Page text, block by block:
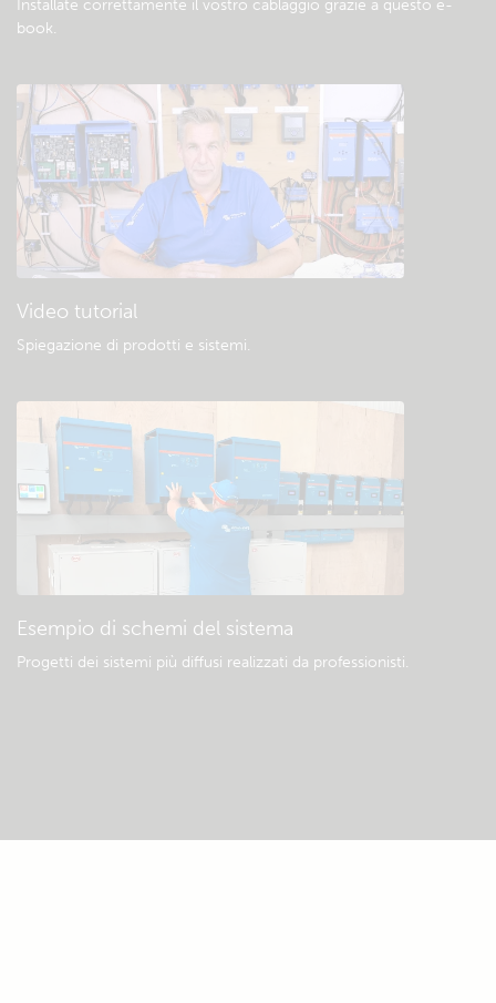
Installate correttamente il vostro cablaggio grazie a questo e-
book.
Video tutorial
Spiegazione di prodotti e sistemi.
Esempio di schemi del sistema
Progetti dei sistemi più diffusi realizzati da professionisti.